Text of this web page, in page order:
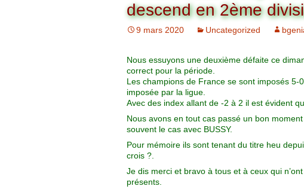
Charte
des
Organigramme
Commission Loisirs
Commission Sportive
Trophée Triple
Brut Dames
Avril
Mai
descend en 2ème
9 mars 2020 Uncategorized
Nous essuyons une deuxième défaite ce
correct pour la période.
Les champions de France se sont imposés
imposée par la ligue.
Avec des index allant de -2 à 2 il est évident
Nous avons en tout cas passé un bon
souvent le cas avec BUSSY.
Pour mémoire ils sont tenant du titre heu
crois ?.
Je dis merci et bravo à tous et à ceux qui
présents.